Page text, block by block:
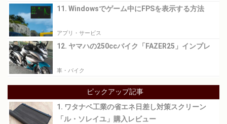
11. Windowsでゲーム中にFPSを表示する方法
アプリ・サービス
12. ヤマハの250ccバイク「FAZER25」インプレ
車・バイク
ピックアップ記事
1. ワタナベ工業の省エネ日差し対策スクリーン
「ル・ソレイユ」購入レビュー